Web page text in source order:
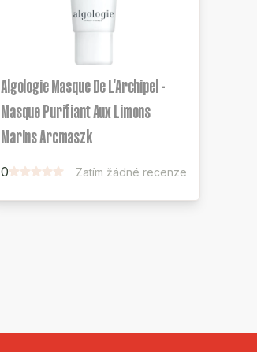
Algologie Masque De L'Archipel -
Masque Purifiant Aux Limons
Marins Arcmaszk
0 Zatím žádné recenze